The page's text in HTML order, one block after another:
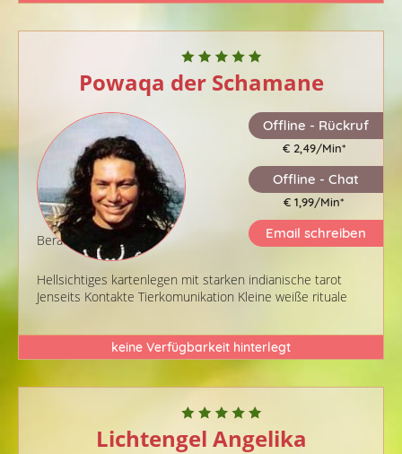
Powaqa der Schamane
Berater-ID: 903
Hellsichtiges kartenlegen mit starken indianische tarot
Jenseits Kontakte Tierkomunikation Kleine weiße rituale
Offline - Rückruf
€ 2,49/Min*
Offline - Chat
€ 1,99/Min*
Email schreiben
keine Verfügbarkeit hinterlegt
Lichtengel Angelika